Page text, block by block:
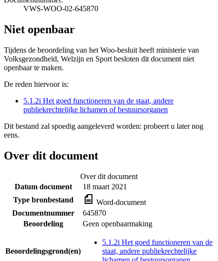
VWS-WOO-02-645870
Niet openbaar
Tijdens de beoordeling van het Woo-besluit heeft ministerie van
Volksgezondheid, Welzijn en Sport besloten dit document niet
openbaar te maken.
De reden hiervoor is:
5.1.2i Het goed functioneren van de staat, andere
publiekrechtelijke lichamen of bestuursorganen
Dit bestand zal spoedig aangeleverd worden: probeert u later nog
eens.
Over dit document
Over dit document
Datum document
18 maart 2021
Type bronbestand
Word-document
Documentnummer
645870
Beoordeling
Geen openbaarmaking
Beoordelingsgrond(en)
5.1.2i Het goed functioneren van de
staat, andere publiekrechtelijke